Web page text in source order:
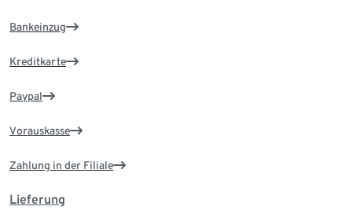
Bankeinzug
Kreditkarte
Paypal
Vorauskasse
Zahlung in der Filiale
Lieferung